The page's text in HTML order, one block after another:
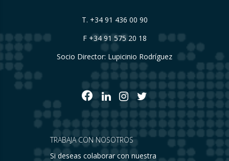
T. +34 91 436 00 90
F +34 91 575 20 18
Socio Director: Lupicinio Rodríguez
TRABAJA CON NOSOTROS
Si deseas colaborar con nuestra